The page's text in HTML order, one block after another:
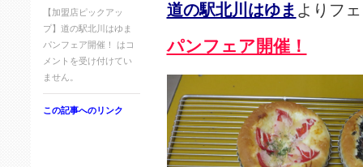
【加盟店ピックアッ
プ】道の駅北川はゆま
パンフェア開催！ は コ
メントを受け付けてい
ません。
この記事へのリンク
道の駅北川はゆま よりフ
パンフェア開催！